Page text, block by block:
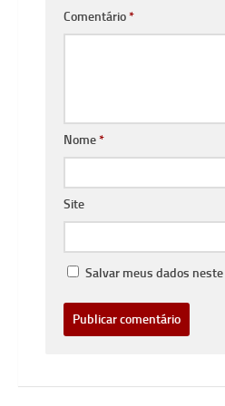
Comentário*
Nome*
Site
Salvar meus dados